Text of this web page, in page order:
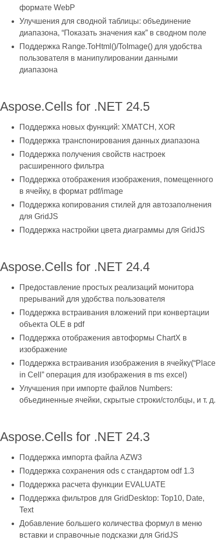
формате WebP
Улучшения для сводной таблицы: объединение
диапазона, “Показать значения как” в сводном поле
Поддержка Range.ToHtml()/ToImage() для удобства
пользователя в манипулировании данными
диапазона
Aspose.Cells for .NET 24.5
Поддержка новых функций: XMATCH, XOR
Поддержка транспонирования данных диапазона
Поддержка получения свойств настроек
расширенного фильтра
Поддержка отображения изображения, помещенного
в ячейку, в формат pdf/image
Поддержка копирования стилей для автозаполнения
для GridJS
Поддержка настройки цвета диаграммы для GridJS
Aspose.Cells for .NET 24.4
Предоставление простых реализаций монитора
прерываний для удобства пользователя
Поддержка встраивания вложений при конвертации
объекта OLE в pdf
Поддержка отображения автоформы ChartX в
изображение
Поддержка встраивания изображения в ячейку(“Place
in Cell” операция для изображения в ms excel)
Улучшения при импорте файлов Numbers:
объединенные ячейки, скрытые строки/столбцы, и т. д.
Aspose.Cells for .NET 24.3
Поддержка импорта файла AZW3
Поддержка сохранения ods с стандартом odf 1.3
Поддержка расчета функции EVALUATE
Поддержка фильтров для GridDesktop: Top10, Date,
Text
Добавление большего количества формул в меню
вставки и справочные подсказки для GridJS